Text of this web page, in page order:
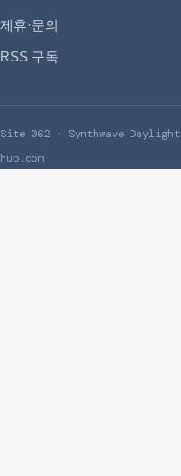
제휴·문의
RSS 구독
Site 062 · Synthwave
hub.com